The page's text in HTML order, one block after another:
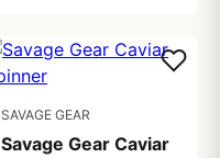
SAVAGE GEAR
Savage Gear Caviar